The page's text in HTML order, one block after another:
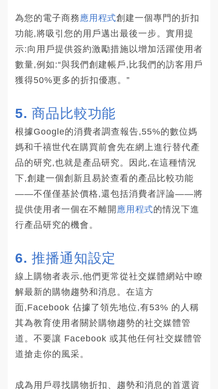
為您的電子商務 應用程式創建一個專門的折扣
功能,將吸引您的用戶邁出最後一步。實用提
示:向用戶提供簽約激勵措施以增加活躍使用者
數量,例如:“與我們創建帳戶,比我們的訪客用戶
獲得50%更多的折扣優惠。”
5. 商品比較功能
根據Google的消費者調查報告,55%的數位媽
媽和千禧世代在購買前會先在網上進行替代產
品的研究,也就是產品研究。因此,在這種情況
下,創建一個創新且易於查看的產品比較功能
——不僅僅基於價格,還包括消費者評論——將
提供使用者一個在不離開 應用程式的情況下進
行產品研究的機會。
6. 推播通知設定
線上購物者表示,他們更常從社交媒體網站中瞭
解最新的購物趨勢和消息。在這方
面,Facebook 佔據了領先地位,有53% 的人稱
其為教育使用者關於購物趨勢的社交媒體管
道。不要讓 Facebook 或其他任何社交媒體管
道搶走你的風采。
成為用戶尋找購物折扣、趨勢和消息的首選資